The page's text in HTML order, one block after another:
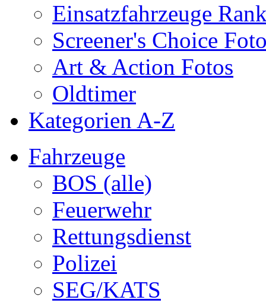
Einsatzfahrzeuge
Screener's Choice
Art & Action Fotos
Oldtimer
Kategorien A-Z
Fahrzeuge
BOS (alle)
Feuerwehr
Rettungsdienst
Polizei
SEG/KATS